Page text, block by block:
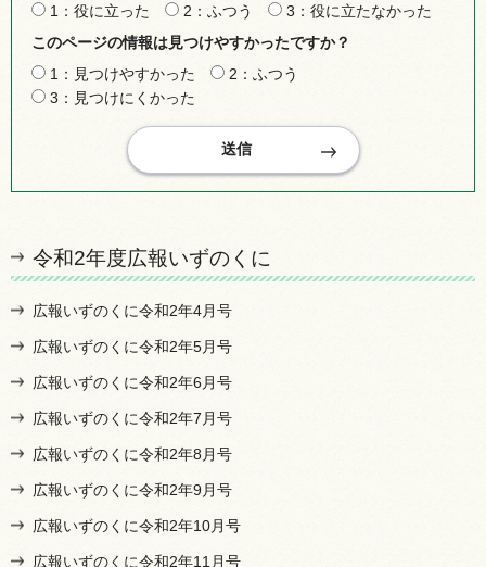
1：役に立った
2：ふつう
3：役に立たなかった
このページの情報は見つけやすかったですか？
1：見つけやすかった
2：ふつう
3：見つけにくかった
令和2年度広報いずのくに
広報いずのくに令和2年4月号
広報いずのくに令和2年5月号
広報いずのくに令和2年6月号
広報いずのくに令和2年7月号
広報いずのくに令和2年8月号
広報いずのくに令和2年9月号
広報いずのくに令和2年10月号
広報いずのくに令和2年11月号